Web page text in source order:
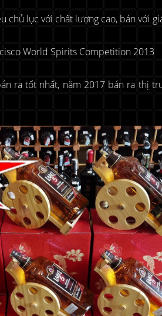
chủ lục với chất lượng cao, bán với
World Spirits Competition 2013
ra tốt nhất, năm 2017 bán ra thị